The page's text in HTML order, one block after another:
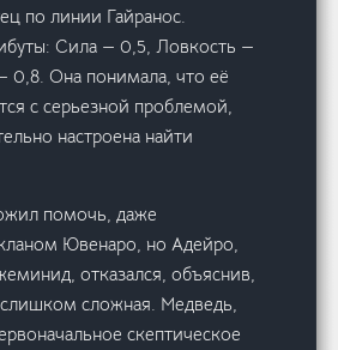
по линии Гайранос.
Сила — 0,5, Ловкость —
0,8. Она понимала, что её
с серьезной проблемой,
настроена найти
помочь, даже
Ювенаро, но Адейро,
отказался, объяснив,
сложная. Медведь,
скептическое